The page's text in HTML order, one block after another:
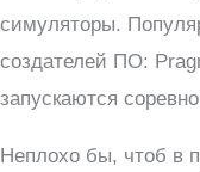
симуляторы.
создателей ПО:
запускаются
Неплохо бы, чтоб в